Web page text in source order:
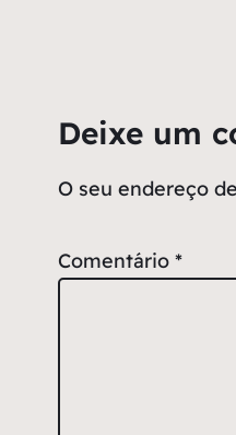
Deixe um
O seu endereço
Comentário *